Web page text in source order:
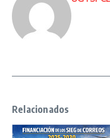
Relacionados